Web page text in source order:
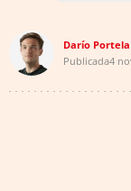
Darío Portela
Publicada4